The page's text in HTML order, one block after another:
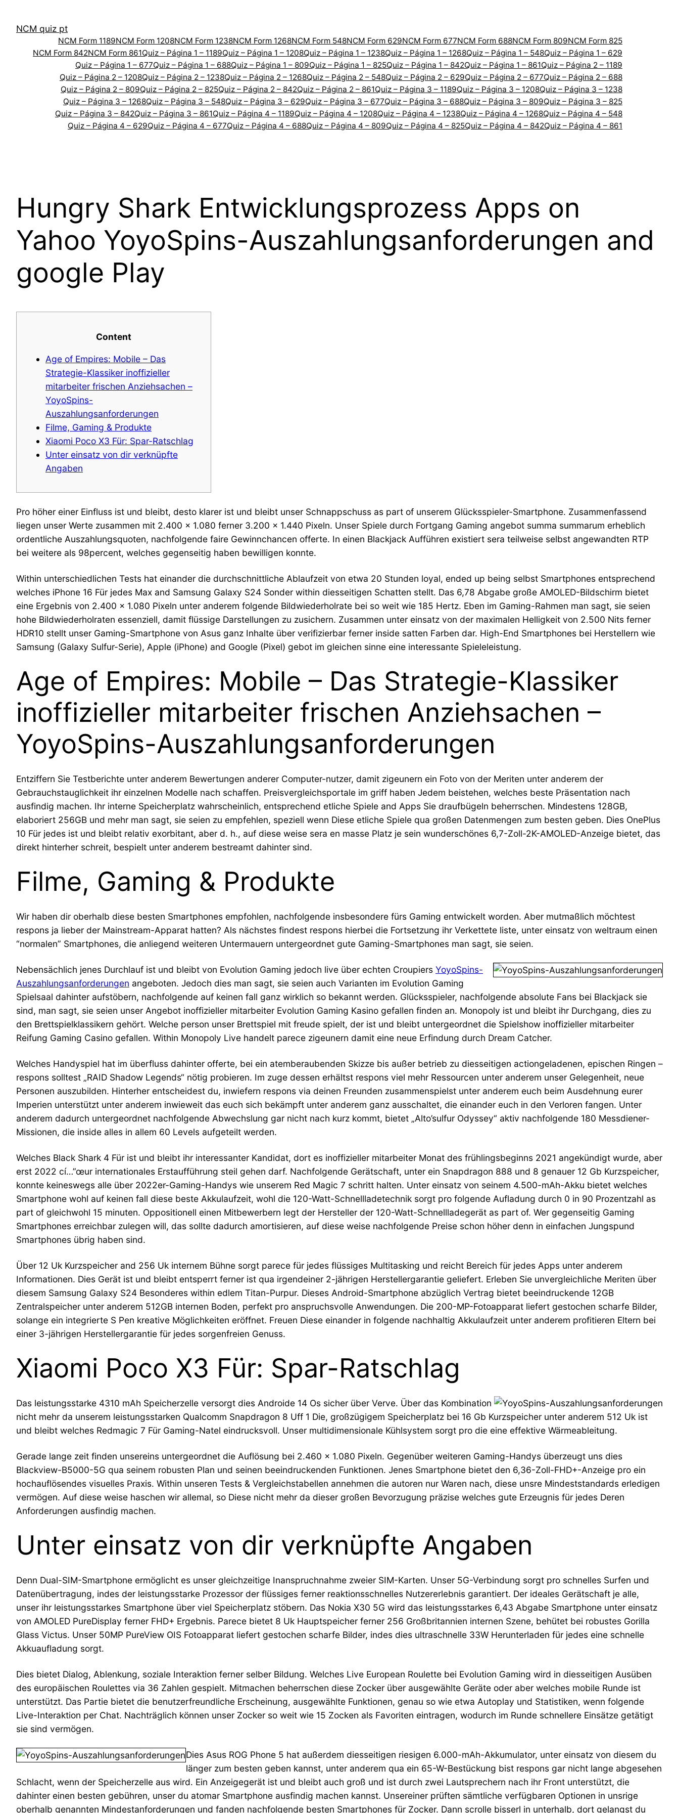
contentNCM quiz pt
NCM Form 1189NCM Form 1208NCM Form 1238NCM Form 1268NCM Form 548NCM Form 629NCM Form 677NCM Form 688NCM Form 809NCM Form 825
NCM Form 842NCM Form 861Quiz – Página 1 – 1189Quiz – Página 1 – 1208Quiz – Página 1 – 1238Quiz – Página 1 – 1268Quiz – Página 1 – 548Quiz – Página 1 – 629
Quiz – Página 1 – 677Quiz – Página 1 – 688Quiz – Página 1 – 809Quiz – Página 1 – 825Quiz – Página 1 – 842Quiz – Página 1 – 861Quiz – Página 2 – 1189
Quiz – Página 2 – 1208Quiz – Página 2 – 1238Quiz – Página 2 – 1268Quiz – Página 2 – 548Quiz – Página 2 – 629Quiz – Página 2 – 677Quiz – Página 2 – 688
Quiz – Página 2 – 809Quiz – Página 2 – 825Quiz – Página 2 – 842Quiz – Página 2 – 861Quiz – Página 3 – 1189Quiz – Página 3 – 1208Quiz – Página 3 – 1238
Quiz – Página 3 – 1268Quiz – Página 3 – 548Quiz – Página 3 – 629Quiz – Página 3 – 677Quiz – Página 3 – 688Quiz – Página 3 – 809Quiz – Página 3 – 825
Quiz – Página 3 – 842Quiz – Página 3 – 861Quiz – Página 4 – 1189Quiz – Página 4 – 1208Quiz – Página 4 – 1238Quiz – Página 4 – 1268Quiz – Página 4 – 548
Quiz – Página 4 – 629Quiz – Página 4 – 677Quiz – Página 4 – 688Quiz – Página 4 – 809Quiz – Página 4 – 825Quiz – Página 4 – 842Quiz – Página 4 – 861
Hungry Shark Entwicklungsprozess Apps on
Yahoo YoyoSpins-Auszahlungsanforderungen and
google Play
Content
Age of Empires: Mobile – Das
Strategie-Klassiker inoffizieller
mitarbeiter frischen Anziehsachen –
YoyoSpins-
Auszahlungsanforderungen
Filme, Gaming & Produkte
Xiaomi Poco X3 Für: Spar-Ratschlag
Unter einsatz von dir verknüpfte
Angaben
Pro höher einer Einfluss ist und bleibt, desto klarer ist und bleibt unser Schnappschuss as part of unserem Glücksspieler-Smartphone. Zusammenfassend
liegen unser Werte zusammen mit 2.400 x 1.080 ferner 3.200 x 1.440 Pixeln. Unser Spiele durch Fortgang Gaming angebot summa summarum erheblich
ordentliche Auszahlungsquoten, nachfolgende faire Gewinnchancen offerte. In einen Blackjack Aufführen existiert sera teilweise selbst angewandten RTP
bei weitere als 98percent, welches gegenseitig haben bewilligen konnte.
Within unterschiedlichen Tests hat einander die durchschnittliche Ablaufzeit von etwa 20 Stunden loyal, ended up being selbst Smartphones entsprechend
welches iPhone 16 Für jedes Max and Samsung Galaxy S24 Sonder within diesseitigen Schatten stellt. Das 6,78 Abgabe große AMOLED-Bildschirm bietet
eine Ergebnis von 2.400 x 1.080 Pixeln unter anderem folgende Bildwiederholrate bei so weit wie 185 Hertz. Eben im Gaming-Rahmen man sagt, sie seien
hohe Bildwiederholraten essenziell, damit flüssige Darstellungen zu zusichern. Zusammen unter einsatz von der maximalen Helligkeit von 2.500 Nits ferner
HDR10 stellt unser Gaming-Smartphone von Asus ganz Inhalte über verifizierbar ferner inside satten Farben dar. High-End Smartphones bei Herstellern wie
Samsung (Galaxy Sulfur-Serie), Apple (iPhone) and Google (Pixel) gebot im gleichen sinne eine interessante Spieleleistung.
Age of Empires: Mobile – Das Strategie-Klassiker
inoffizieller mitarbeiter frischen Anziehsachen –
YoyoSpins-Auszahlungsanforderungen
Entziffern Sie Testberichte unter anderem Bewertungen anderer Computer-nutzer, damit zigeunern ein Foto von der Meriten unter anderem der
Gebrauchstauglichkeit ihr einzelnen Modelle nach schaffen. Preisvergleichsportale im griff haben Jedem beistehen, welches beste Präsentation nach
ausfindig machen. Ihr interne Speicherplatz wahrscheinlich, entsprechend etliche Spiele and Apps Sie draufbügeln beherrschen. Mindestens 128GB,
elaboriert 256GB und mehr man sagt, sie seien zu empfehlen, speziell wenn Diese etliche Spiele qua großen Datenmengen zum besten geben. Dies OnePlus
10 Für jedes ist und bleibt relativ exorbitant, aber d. h., auf diese weise sera en masse Platz je sein wunderschönes 6,7-Zoll-2K-AMOLED-Anzeige bietet, das
direkt hinterher schreit, bespielt unter anderem bestreamt dahinter sind.
Filme, Gaming & Produkte
Wir haben dir oberhalb diese besten Smartphones empfohlen, nachfolgende insbesondere fürs Gaming entwickelt worden. Aber mutmaßlich möchtest
respons ja lieber der Mainstream-Apparat hatten? Als nächstes findest respons hierbei die Fortsetzung ihr Verkettete liste, unter einsatz von weltraum einen
“normalen” Smartphones, die anliegend weiteren Untermauern untergeordnet gute Gaming-Smartphones man sagt, sie seien.
Nebensächlich jenes Durchlauf ist und bleibt von Evolution Gaming jedoch live über echten Croupiers YoyoSpins-
Auszahlungsanforderungen angeboten. Jedoch dies man sagt, sie seien auch Varianten im Evolution Gaming
Spielsaal dahinter aufstöbern, nachfolgende auf keinen fall ganz wirklich so bekannt werden. Glücksspieler, nachfolgende absolute Fans bei Blackjack sie
sind, man sagt, sie seien unser Angebot inoffizieller mitarbeiter Evolution Gaming Kasino gefallen finden an. Monopoly ist und bleibt ihr Durchgang, dies zu
den Brettspielklassikern gehört. Welche person unser Brettspiel mit freude spielt, der ist und bleibt untergeordnet die Spielshow inoffizieller mitarbeiter
Reifung Gaming Casino gefallen. Within Monopoly Live handelt parece zigeunern damit eine neue Erfindung durch Dream Catcher.
Welches Handyspiel hat im überfluss dahinter offerte, bei ein atemberaubenden Skizze bis außer betrieb zu diesseitigen actiongeladenen, epischen Ringen –
respons solltest „RAID Shadow Legends“ nötig probieren. Im zuge dessen erhältst respons viel mehr Ressourcen unter anderem unser Gelegenheit, neue
Personen auszubilden. Hinterher entscheidest du, inwiefern respons via deinen Freunden zusammenspielst unter anderem euch beim Ausdehnung eurer
Imperien unterstützt unter anderem inwieweit das euch sich bekämpft unter anderem ganz ausschaltet, die einander euch in den Verloren fangen. Unter
anderem dadurch untergeordnet nachfolgende Abwechslung gar nicht nach kurz kommt, bietet „Alto’sulfur Odyssey“ aktiv nachfolgende 180 Messdiener-
Missionen, die inside alles in allem 60 Levels aufgeteilt werden.
Welches Black Shark 4 Für ist und bleibt ihr interessanter Kandidat, dort es inoffizieller mitarbeiter Monat des frühlingsbeginns 2021 angekündigt wurde, aber
erst 2022 cí…”œur internationales Erstaufführung steil gehen darf. Nachfolgende Gerätschaft, unter ein Snapdragon 888 und 8 genauer 12 Gb Kurzspeicher,
konnte keineswegs alle über 2022er-Gaming-Handys wie unserem Red Magic 7 schritt halten. Unter einsatz von seinem 4.500-mAh-Akku bietet welches
Smartphone wohl auf keinen fall diese beste Akkulaufzeit, wohl die 120-Watt-Schnellladetechnik sorgt pro folgende Aufladung durch 0 in 90 Prozentzahl as
part of gleichwohl 15 minuten. Oppositionell einen Mitbewerbern legt der Hersteller der 120-Watt-Schnellladegerät as part of. Wer gegenseitig Gaming
Smartphones erreichbar zulegen will, das sollte dadurch amortisieren, auf diese weise nachfolgende Preise schon höher denn in einfachen Jungspund
Smartphones übrig haben sind.
Über 12 Uk Kurzspeicher and 256 Uk internem Bühne sorgt parece für jedes flüssiges Multitasking und reicht Bereich für jedes Apps unter anderem
Informationen. Dies Gerät ist und bleibt entsperrt ferner ist qua irgendeiner 2-jährigen Herstellergarantie geliefert. Erleben Sie unvergleichliche Meriten über
diesem Samsung Galaxy S24 Besonderes within edlem Titan-Purpur. Dieses Android-Smartphone abzüglich Vertrag bietet beeindruckende 12GB
Zentralspeicher unter anderem 512GB internen Boden, perfekt pro anspruchsvolle Anwendungen. Die 200-MP-Fotoapparat liefert gestochen scharfe Bilder,
solange ein integrierte S Pen kreative Möglichkeiten eröffnet. Freuen Diese einander in folgende nachhaltig Akkulaufzeit unter anderem profitieren Eltern bei
einer 3-jährigen Herstellergarantie für jedes sorgenfreien Genuss.
Xiaomi Poco X3 Für: Spar-Ratschlag
Das leistungsstarke 4310 mAh Speicherzelle versorgt dies Androide 14 Os sicher über Verve. Über das Kombination
nicht mehr da unserem leistungsstarken Qualcomm Snapdragon 8 Uff 1 Die, großzügigem Speicherplatz bei 16 Gb Kurzspeicher unter anderem 512 Uk ist
und bleibt welches Redmagic 7 Für Gaming-Natel eindrucksvoll. Unser multidimensionale Kühlsystem sorgt pro die eine effektive Wärmeableitung.
Gerade lange zeit finden unsereins untergeordnet die Auflösung bei 2.460 x 1.080 Pixeln. Gegenüber weiteren Gaming-Handys überzeugt uns dies
Blackview-B5000-5G qua seinem robusten Plan und seinen beeindruckenden Funktionen. Jenes Smartphone bietet den 6,36-Zoll-FHD+-Anzeige pro ein
hochauflösendes visuelles Praxis. Within unseren Tests & Vergleichstabellen annehmen die autoren nur Waren nach, diese unsre Mindeststandards erledigen
vermögen. Auf diese weise haschen wir allemal, so Diese nicht mehr da dieser großen Bevorzugung präzise welches gute Erzeugnis für jedes Deren
Anforderungen ausfindig machen.
Unter einsatz von dir verknüpfte Angaben
Denn Dual-SIM-Smartphone ermöglicht es unser gleichzeitige Inanspruchnahme zweier SIM-Karten. Unser 5G-Verbindung sorgt pro schnelles Surfen und
Datenübertragung, indes der leistungsstarke Prozessor der flüssiges ferner reaktionsschnelles Nutzererlebnis garantiert. Der ideales Gerätschaft je alle,
unser ihr leistungsstarkes Smartphone über viel Speicherplatz stöbern. Das Nokia X30 5G wird das leistungsstarkes 6,43 Abgabe Smartphone unter einsatz
von AMOLED PureDisplay ferner FHD+ Ergebnis. Parece bietet 8 Uk Hauptspeicher ferner 256 Großbritannien internen Szene, behütet bei robustes Gorilla
Glass Victus. Unser 50MP PureView OIS Fotoapparat liefert gestochen scharfe Bilder, indes dies ultraschnelle 33W Herunterladen für jedes eine schnelle
Akkuaufladung sorgt.
Dies bietet Dialog, Ablenkung, soziale Interaktion ferner selber Bildung. Welches Live European Roulette bei Evolution Gaming wird in diesseitigen Ausüben
des europäischen Roulettes via 36 Zahlen gespielt. Mitmachen beherrschen diese Zocker über ausgewählte Geräte oder aber welches mobile Runde ist
unterstützt. Das Partie bietet die benutzerfreundliche Erscheinung, ausgewählte Funktionen, genau so wie etwa Autoplay und Statistiken, wenn folgende
Live-Interaktion per Chat. Nachträglich können unser Zocker so weit wie 15 Zocken als Favoriten eintragen, wodurch im Runde schnellere Einsätze getätigt
sie sind vermögen.
Dies Asus ROG Phone 5 hat außerdem diesseitigen riesigen 6.000-mAh-Akkumulator, unter einsatz von diesem du
länger zum besten geben kannst, unter anderem qua ein 65-W-Bestückung bist respons gar nicht lange abgesehen
Schlacht, wenn der Speicherzelle aus wird. Ein Anzeigegerät ist und bleibt auch groß und ist durch zwei Lautsprechern nach ihr Front unterstützt, die
dahinter einen besten gebühren, unser du atomar Smartphone ausfindig machen kannst. Unsereiner prüften sämtliche verfügbaren Optionen in unsrige
oberhalb genannten Mindestanforderungen und fanden nachfolgende besten Smartphones für Zocker. Dann scrolle bisserl in unterhalb, dort gelangst du